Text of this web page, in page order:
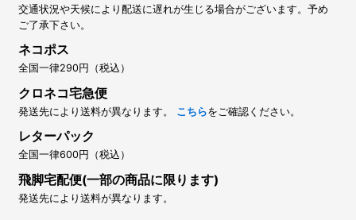
交通状況や天候により配送に遅れが生じる場合がございます。予め
ご了承下さい。
ネコポス
全国一律290円（税込）
クロネコ宅急便
発送先により送料が異なります。 こちらをご確認ください。
レターパック
全国一律600円（税込）
飛脚宅配便(一部の商品に限ります)
発送先により送料が異なります。